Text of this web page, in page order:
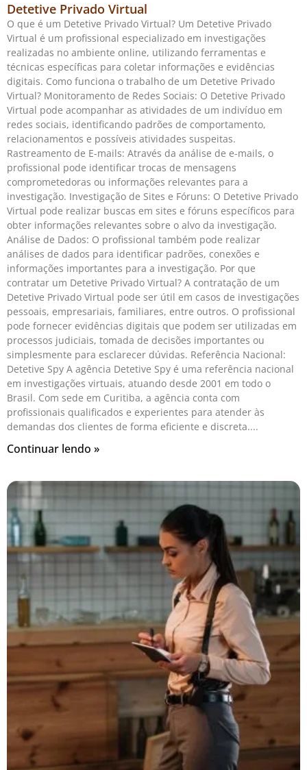
Detetive Privado Virtual
O que é um Detetive Privado Virtual? Um Detetive Privado
Virtual é um profissional especializado em investigações
realizadas no ambiente online, utilizando ferramentas e
técnicas específicas para coletar informações e evidências
digitais. Como funciona o trabalho de um Detetive Privado
Virtual? Monitoramento de Redes Sociais: O Detetive Privado
Virtual pode acompanhar as atividades de um indivíduo em
redes sociais, identificando padrões de comportamento,
relacionamentos e possíveis atividades suspeitas.
Rastreamento de E-mails: Através da análise de e-mails, o
profissional pode identificar trocas de mensagens
comprometedoras ou informações relevantes para a
investigação. Investigação de Sites e Fóruns: O Detetive Privado
Virtual pode realizar buscas em sites e fóruns específicos para
obter informações relevantes sobre o alvo da investigação.
Análise de Dados: O profissional também pode realizar
análises de dados para identificar padrões, conexões e
informações importantes para a investigação. Por que
contratar um Detetive Privado Virtual? A contratação de um
Detetive Privado Virtual pode ser útil em casos de investigações
pessoais, empresariais, familiares, entre outros. O profissional
pode fornecer evidências digitais que podem ser utilizadas em
processos judiciais, tomada de decisões importantes ou
simplesmente para esclarecer dúvidas. Referência Nacional:
Detetive Spy A agência Detetive Spy é uma referência nacional
em investigações virtuais, atuando desde 2001 em todo o
Brasil. Com sede em Curitiba, a agência conta com
profissionais qualificados e experientes para atender às
demandas dos clientes de forma eficiente e discreta.
Continuar lendo »